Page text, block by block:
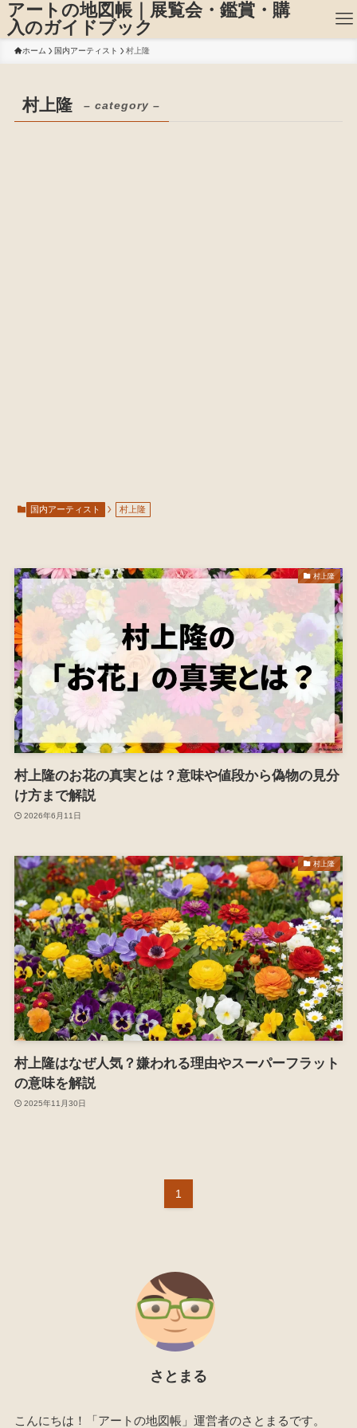
アートの地図帳｜展覧会・鑑賞・購
入のガイドブック
ホーム 国内アーティスト 村上隆
村上隆 – category –
国内アーティスト 村上隆
村上隆
村上隆のお花の真実とは？意味や値段から偽物の見分
け方まで解説
2026年6月11日
村上隆
村上隆はなぜ人気？嫌われる理由やスーパーフラット
の意味を解説
2025年11月30日
1
さとまる
こんにちは！「アートの地図帳」運営者のさとまるです。